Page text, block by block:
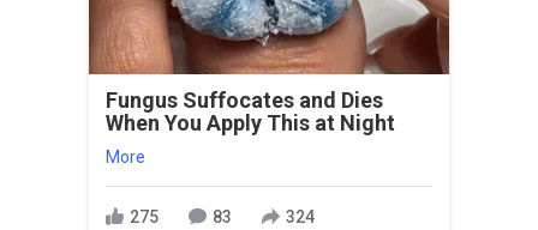
Fungus Suffocates and Dies
When You Apply This at Night
More
275 83 324